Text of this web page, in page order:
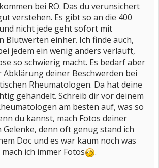
bei RO. Das du verunsichert
verstehen. Es gibt so an die 400
nicht jede geht sofort mit
Blutwerten einher. Ich finde auch,
jedem ein wenig anders verläuft,
so schwierig macht. Es bedarf aber
deiner Beschwerden bei
Rheumatologen. Da hat deine
gehandelt. Schreib dir vor deinem
am besten auf, was so
du kannst, mach Fotos deiner
Gelenke, denn oft genug stand ich
Doc und es war kaum noch was
ich immer Fotos
.